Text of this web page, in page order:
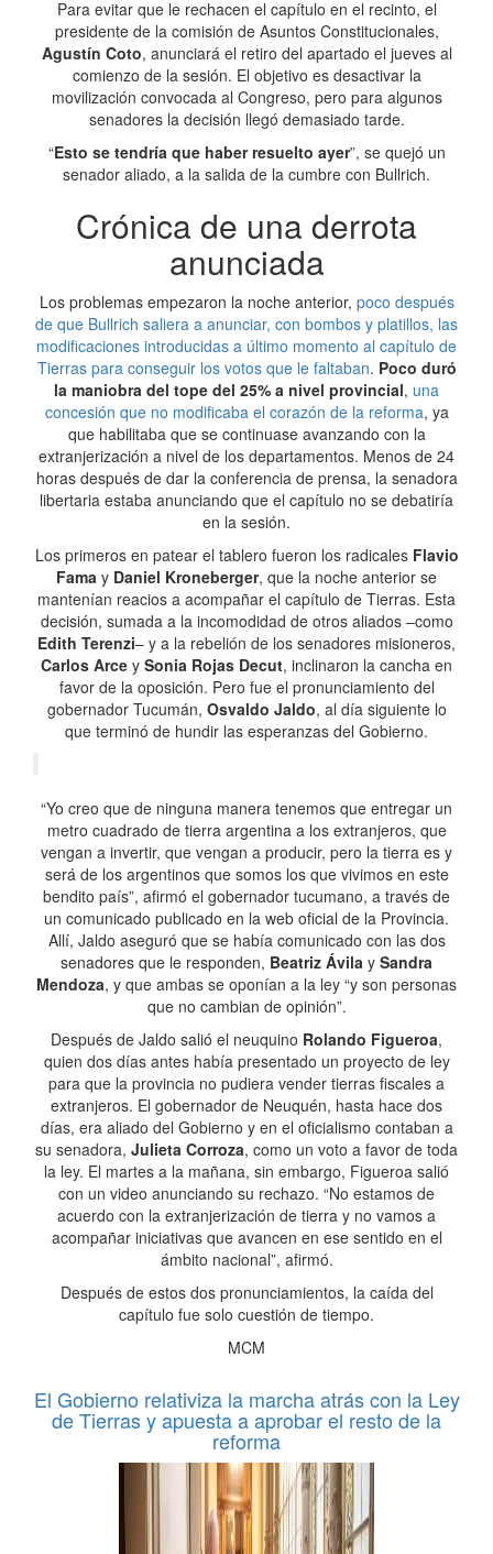
Para evitar que le rechacen el capítulo en el recinto, el
presidente de la comisión de Asuntos Constitucionales,
Agustín Coto, anunciará el retiro del apartado el jueves al
comienzo de la sesión. El objetivo es desactivar la
movilización convocada al Congreso, pero para algunos
senadores la decisión llegó demasiado tarde.
“Esto se tendría que haber resuelto ayer”, se quejó un
senador aliado, a la salida de la cumbre con Bullrich.
Crónica de una derrota
anunciada
Los problemas empezaron la noche anterior, poco después
de que Bullrich saliera a anunciar, con bombos y platillos, las
modificaciones introducidas a último momento al capítulo de
Tierras para conseguir los votos que le faltaban. Poco duró
la maniobra del tope del 25% a nivel provincial, una
concesión que no modificaba el corazón de la reforma, ya
que habilitaba que se continuase avanzando con la
extranjerización a nivel de los departamentos. Menos de 24
horas después de dar la conferencia de prensa, la senadora
libertaria estaba anunciando que el capítulo no se debatiría
en la sesión.
Los primeros en patear el tablero fueron los radicales Flavio
Fama y Daniel Kroneberger, que la noche anterior se
mantenían reacios a acompañar el capítulo de Tierras. Esta
decisión, sumada a la incomodidad de otros aliados –como
Edith Terenzi– y a la rebelión de los senadores misioneros,
Carlos Arce y Sonia Rojas Decut, inclinaron la cancha en
favor de la oposición. Pero fue el pronunciamiento del
gobernador Tucumán, Osvaldo Jaldo, al día siguiente lo
que terminó de hundir las esperanzas del Gobierno.
“Yo creo que de ninguna manera tenemos que entregar un
metro cuadrado de tierra argentina a los extranjeros, que
vengan a invertir, que vengan a producir, pero la tierra es y
será de los argentinos que somos los que vivimos en este
bendito país”, afirmó el gobernador tucumano, a través de
un comunicado publicado en la web oficial de la Provincia.
Allí, Jaldo aseguró que se había comunicado con las dos
senadores que le responden, Beatriz Ávila y Sandra
Mendoza, y que ambas se oponían a la ley “y son personas
que no cambian de opinión”.
Después de Jaldo salió el neuquino Rolando Figueroa,
quien dos días antes había presentado un proyecto de ley
para que la provincia no pudiera vender tierras fiscales a
extranjeros. El gobernador de Neuquén, hasta hace dos
días, era aliado del Gobierno y en el oficialismo contaban a
su senadora, Julieta Corroza, como un voto a favor de toda
la ley. El martes a la mañana, sin embargo, Figueroa salió
con un video anunciando su rechazo. “No estamos de
acuerdo con la extranjerización de tierra y no vamos a
acompañar iniciativas que avancen en ese sentido en el
ámbito nacional”, afirmó.
Después de estos dos pronunciamientos, la caída del
capítulo fue solo cuestión de tiempo.
MCM
El Gobierno relativiza la marcha atrás con la Ley
de Tierras y apuesta a aprobar el resto de la
reforma